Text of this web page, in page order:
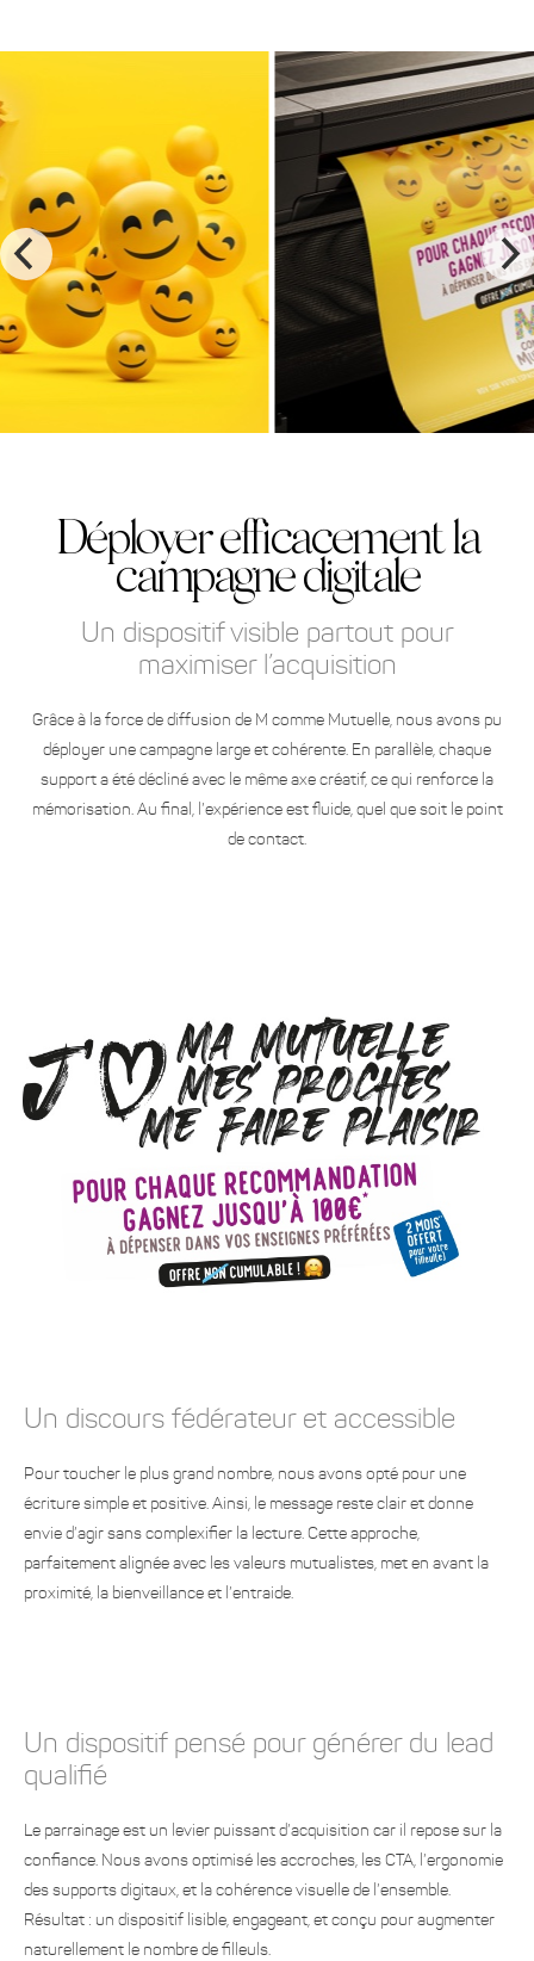
Déployer efficacement la
campagne digitale
Un dispositif visible partout pour
maximiser l’acquisition
Grâce à la force de diffusion de M comme Mutuelle, nous avons pu
déployer une campagne large et cohérente. En parallèle, chaque
support a été décliné avec le même axe créatif, ce qui renforce la
mémorisation. Au final, l’expérience est fluide, quel que soit le point
de contact.
Un discours fédérateur et accessible
Pour toucher le plus grand nombre, nous avons opté pour une
écriture simple et positive. Ainsi, le message reste clair et donne
envie d’agir sans complexifier la lecture. Cette approche,
parfaitement alignée avec les valeurs mutualistes, met en avant la
proximité, la bienveillance et l’entraide.
Un dispositif pensé pour générer du lead
qualifié
Le parrainage est un levier puissant d’acquisition car il repose sur la
confiance. Nous avons optimisé les accroches, les CTA, l’ergonomie
des supports digitaux, et la cohérence visuelle de l’ensemble.
Résultat : un dispositif lisible, engageant, et conçu pour augmenter
naturellement le nombre de filleuls.